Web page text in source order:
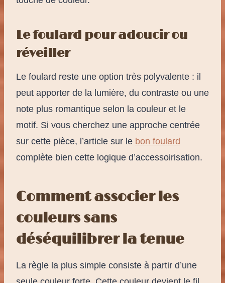
Le foulard pour adoucir ou
réveiller
Le foulard reste une option très polyvalente : il
peut apporter de la lumière, du contraste ou une
note plus romantique selon la couleur et le
motif. Si vous cherchez une approche centrée
sur cette pièce, l’article sur le bon foulard
complète bien cette logique d’accessoirisation.
Comment associer les
couleurs sans
déséquilibrer la tenue
La règle la plus simple consiste à partir d’une